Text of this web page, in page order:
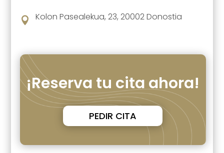
 Kolon Pasealekua, 23, 20002 Donostia
¡Reserva tu cita ahora!
PEDIR CITA